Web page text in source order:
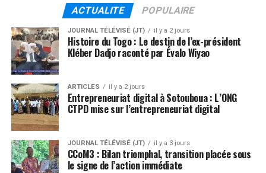
ACTUALITE POPULAIRE
JOURNAL TÉLÉVISÉ (JT) il y a 2 jours
Histoire du Togo : Le destin de l’ex-président
Kléber Dadjo raconté par Évalo Wiyao
ARTICLES il y a 2 jours
Entrepreneuriat digital à Sotouboua : L’ONG
CTPD mise sur l’entrepreneuriat digital
JOURNAL TÉLÉVISÉ (JT) il y a 3 jours
CCoM3 : Bilan triomphal, transition placée sous
le signe de l’action immédiate